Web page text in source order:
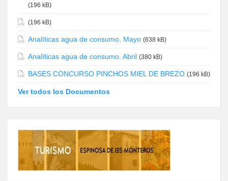
(196 kB)
(196 kB)
Analíticas agua de consumo. Mayo (638 kB)
Analíticas agua de consumo. Abril (380 kB)
BASES CONCURSO PINCHOS MIEL DE BREZO (196 kB)
Ver todos los Documentos